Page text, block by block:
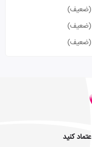
(ضعیف)
(ضعیف)
(ضعیف)
کنید